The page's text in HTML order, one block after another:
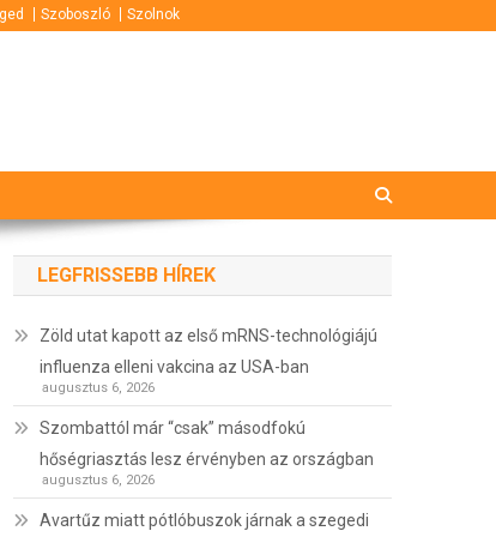
Szoboszló Szolnok
LEGFRISSEBB HÍREK
Zöld utat kapott az első mRNS-technológiájú
influenza elleni vakcina az USA-ban
augusztus 6, 2026
Szombattól már “csak” másodfokú
hőségriasztás lesz érvényben az országban
augusztus 6, 2026
Avartűz miatt pótlóbuszok járnak a szegedi